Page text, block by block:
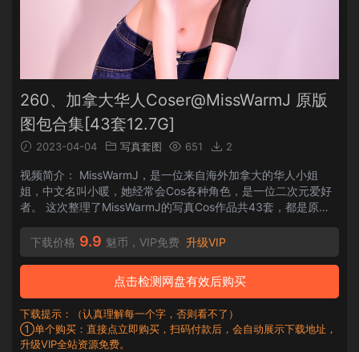
260、加拿大华人Coser@MissWarmJ 原版
图包合集[43套12.7G]
2023-04-04 写真套图 651 2
视频简介： MissWarmJ，是一位来自海外加拿大的华人小姐
姐，中文名叫小暖，她经常会Cos各种角色，是一位二次元爱好
者。 这次整理了MissWarmJ的写真Cos作品共43套，都是原
[21P1V-266MB] MisswarmJ NO.0...
下载价格 9.9 魅币，VIP免费 升级VIP
点击检测网盘有效后购买
下载提示：（认真理解每一个字，否则看不了）
①单个购买：直接点立即购买，扫码付款后，会自动展示下载地址，
升级VIP全站资源免费。